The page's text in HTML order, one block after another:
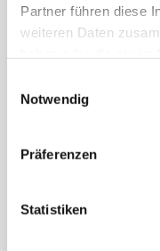
Partner führen diese
weiteren Daten
Notwendig
Präferenzen
Statistiken
Drebber stellen
Doppelhaus
Grundriss des